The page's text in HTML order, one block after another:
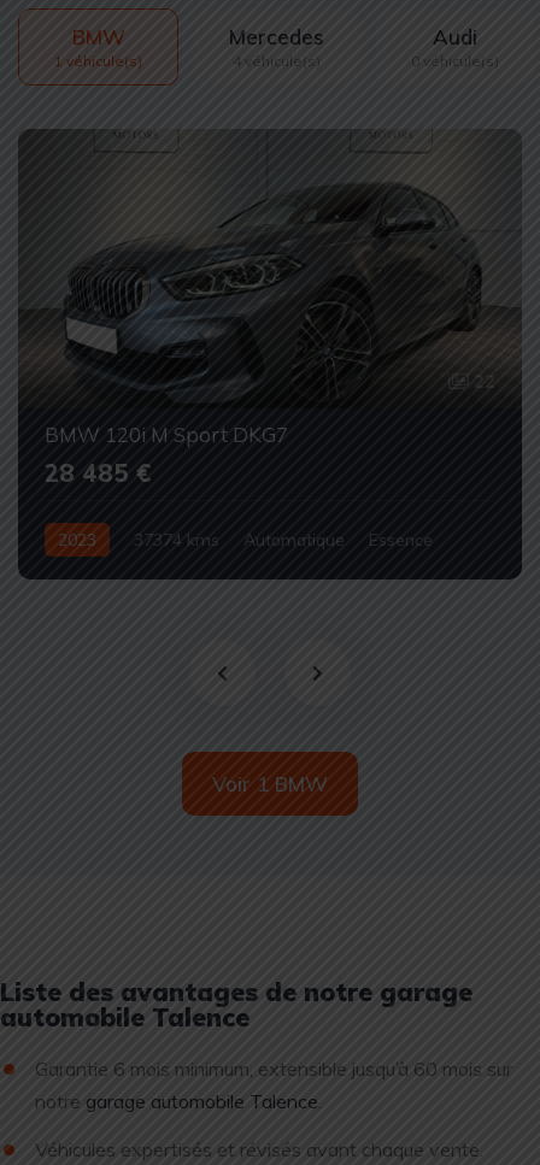
BMW
1 véhicule(s)
Mercedes
4 véhicule(s)
Audi
0 véhicule(s)
22
BMW 120i M Sport DKG7
28 485 €
2023 37374 kms Automatique
Essence
Voir 1 BMW
Liste des avantages de notre garage
automobile Talence
Garantie 6 mois minimum, extensible jusqu’à 60 mois sur
notre garage automobile Talence
Véhicules expertisés et révisés avant chaque vente.